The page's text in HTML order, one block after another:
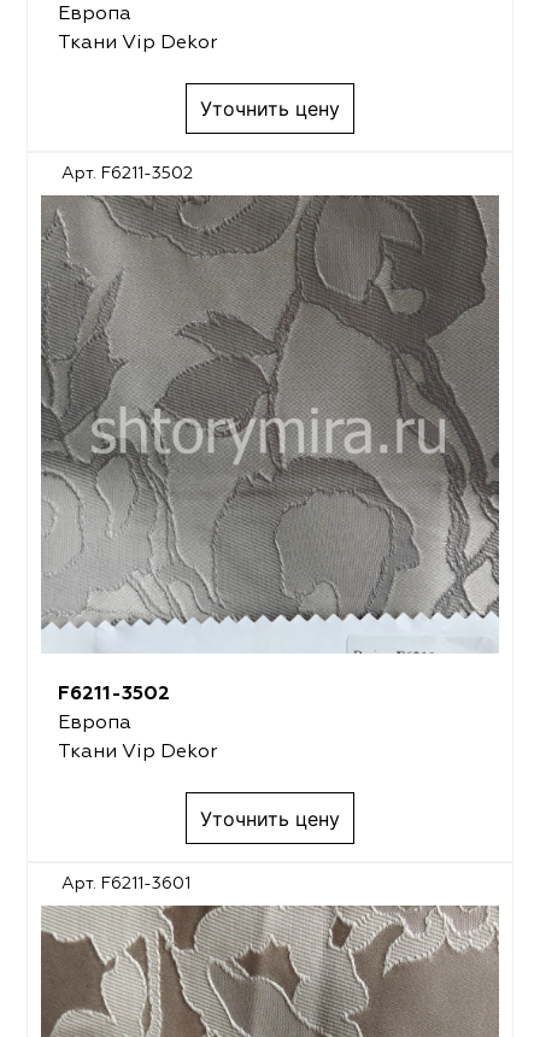
Европа
Ткани Vip Dekor
Уточнить цену
Арт. F6211-3502
F6211-3502
Европа
Ткани Vip Dekor
Уточнить цену
Арт. F6211-3601